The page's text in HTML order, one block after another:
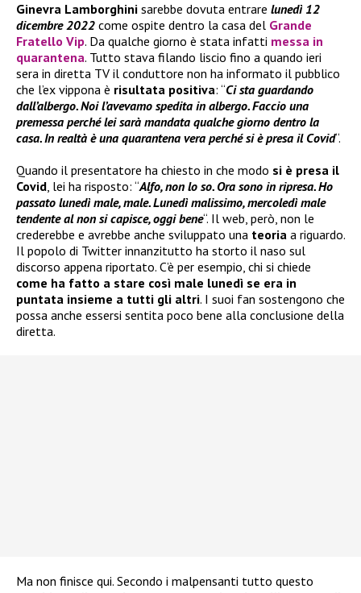
Ginevra Lamborghini sarebbe dovuta entrare lunedì 12
dicembre 2022 come ospite dentro la casa del Grande
Fratello Vip. Da qualche giorno è stata infatti messa in
quarantena. Tutto stava filando liscio fino a quando ieri
sera in diretta TV il conduttore non ha informato il pubblico
che l’ex vippona è risultata positiva: “Ci sta guardando
dall’albergo. Noi l’avevamo spedita in albergo. Faccio una
premessa perché lei sarà mandata qualche giorno dentro la
casa. In realtà è una quarantena vera perché si è presa il Covid“.
Quando il presentatore ha chiesto in che modo si è presa il
Covid, lei ha risposto: “Alfo, non lo so. Ora sono in ripresa. Ho
passato lunedì male, male. Lunedì malissimo, mercoledì male
tendente al non si capisce, oggi bene“. Il web, però, non le
crederebbe e avrebbe anche sviluppato una teoria a riguardo.
Il popolo di Twitter innanzitutto ha storto il naso sul
discorso appena riportato. C’è per esempio, chi si chiede
come ha fatto a stare così male lunedì se era in
puntata insieme a tutti gli altri. I suoi fan sostengono che
possa anche essersi sentita poco bene alla conclusione della
diretta.
Ma non finisce qui. Secondo i malpensanti tutto questo